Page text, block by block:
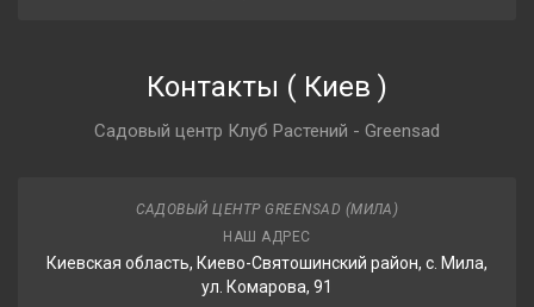
Контакты ( Киев )
Садовый центр Клуб Растений - Greensad
САДОВЫЙ ЦЕНТР GREENSAD (МИЛА)
НАШ АДРЕС
Киевская область, Киево-Святошинский район, с. Мила,
ул. Комарова, 91